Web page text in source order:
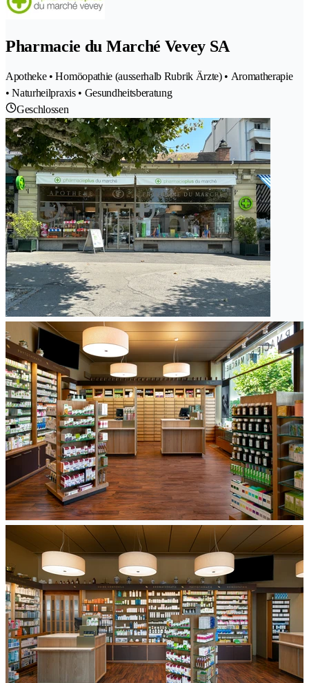
Pharmacie du Marché Vevey SA
Apotheke • Homöopathie (ausserhalb Rubrik Ärzte) • Aromatherapie
• Naturheilpraxis • Gesundheitsberatung
Geschlossen